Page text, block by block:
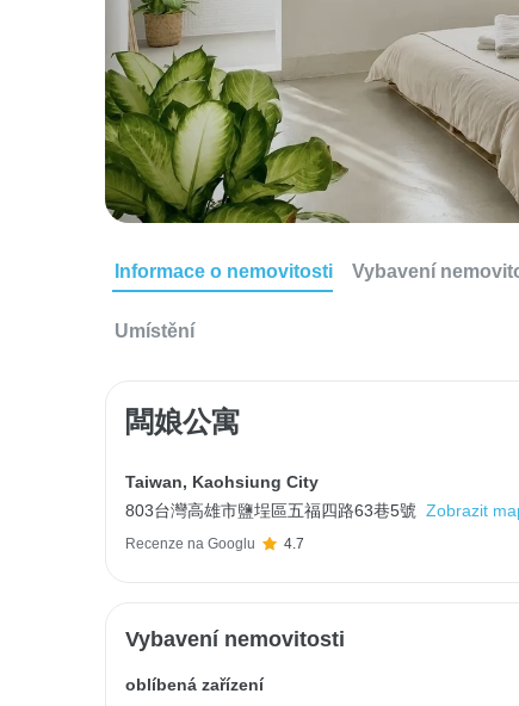
Informace o nemovitosti Vybavení
Umístění
闆娘公寓
Taiwan, Kaohsiung City
803台灣高雄市鹽埕區五福四路63巷5號 Zobrazit
Recenze na Googlu 4.7
Vybavení nemovitosti
oblíbená zařízení